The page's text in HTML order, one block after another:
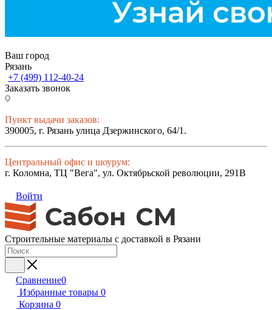
Ваш город
Рязань
+7 (499) 112-40-24
Заказать звонок
Пункт выдачи заказов:
390005, г. Рязань улица Дзержинского, 64/1.
Центральный офис и шоурум:
г. Коломна, ТЦ "Вега", ул. Октябрьской революции, 291В
Войти
Строительные материалы с доставкой в Рязани
Сравнение0
Избранные товары 0
Корзина 0